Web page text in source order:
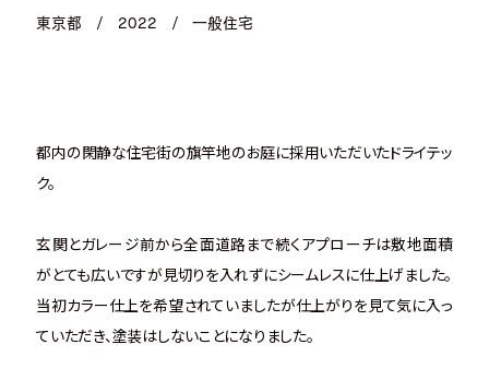
東京都 / 2022 / 一般住宅
都内の閑静な住宅街の旗竿地のお庭に採用いただいたドライテッ
ク。
玄関とガレージ前から全面道路まで続くアプローチは敷地面積
がとても広いですが見切りを入れずにシームレスに仕上げました。
当初カラー仕上を希望されていましたが仕上がりを見て気に入っ
ていただき、塗装はしないことになりました。